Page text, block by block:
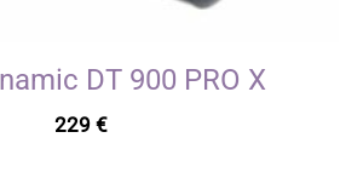
DT 900 PRO X
229 €